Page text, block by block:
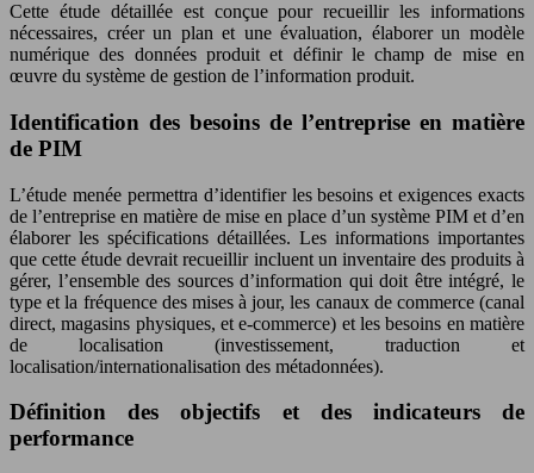
Cette étude détaillée est conçue pour recueillir les informations
nécessaires, créer un plan et une évaluation, élaborer un modèle
numérique des données produit et définir le champ de mise en
œuvre du système de gestion de l’information produit.
Identification des besoins de l’entreprise en matière
de PIM
L’étude menée permettra d’identifier les besoins et exigences exacts
de l’entreprise en matière de mise en place d’un système PIM et d’en
élaborer les spécifications détaillées. Les informations importantes
que cette étude devrait recueillir incluent un inventaire des produits à
gérer, l’ensemble des sources d’information qui doit être intégré, le
type et la fréquence des mises à jour, les canaux de commerce (canal
direct, magasins physiques, et e-commerce) et les besoins en matière
de localisation (investissement, traduction et
localisation/internationalisation des métadonnées).
Définition des objectifs et des indicateurs de
performance